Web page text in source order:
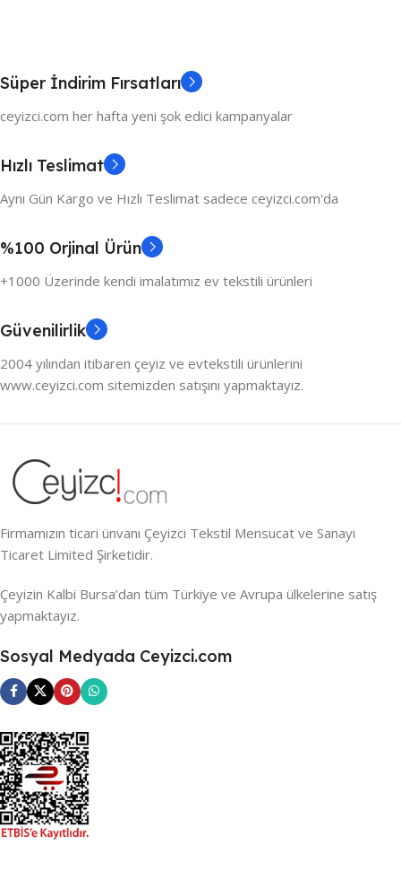
Süper İndirim Fırsatları
ceyizci.com her hafta yeni şok edici kampanyalar
Hızlı Teslimat
Aynı Gün Kargo ve Hızlı Teslimat sadece ceyizci.com'da
%100 Orjinal Ürün
+1000 Üzerinde kendi imalatımız ev tekstili ürünleri
Güvenilirlik
2004 yılından itibaren çeyiz ve evtekstili ürünlerini
www.ceyizci.com sitemizden satışını yapmaktayız.
Firmamızın ticari ünvanı Çeyizci Tekstil Mensucat ve Sanayi
Ticaret Limited Şirketidir.
Çeyizin Kalbi Bursa’dan tüm Türkiye ve Avrupa ülkelerine satış
yapmaktayız.
Sosyal Medyada Ceyizci.com